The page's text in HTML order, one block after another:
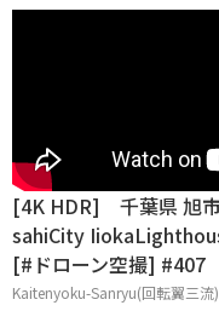
[4K HDR] 千葉県 旭
sahiCity
[#ドローン空撮] #407
Kaitenyoku-Sanryu(回転翼三